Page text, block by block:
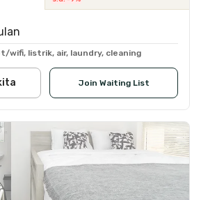
wifi, listrik, air, laundry, cleaning
Join Waiting List